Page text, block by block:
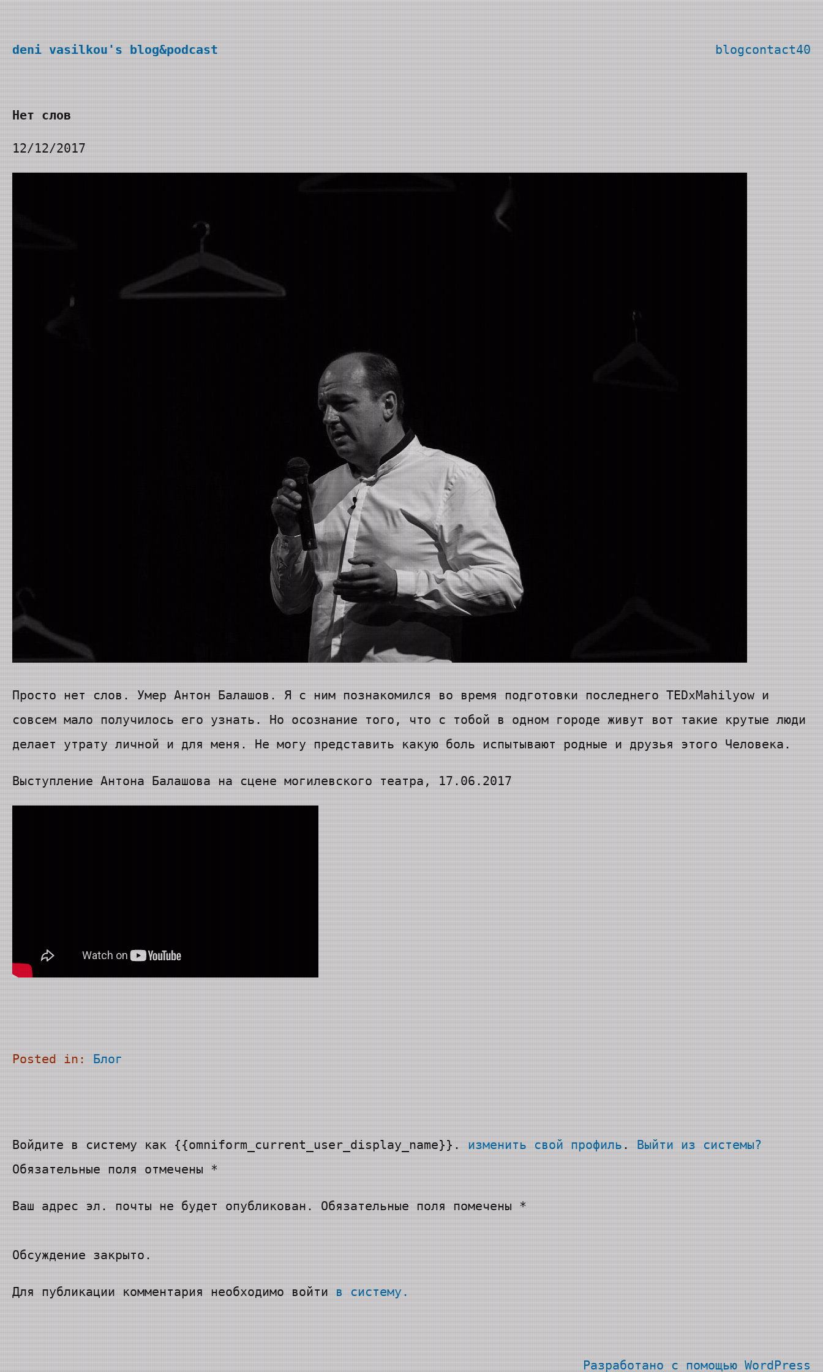
Перейти
к
содержимому
deni vasilkou's blog&podcast blogcontact40
Нет слов
12/12/2017
Просто нет слов. Умер Антон Балашов​. Я с ним познакомился во время подготовки последнего TEDxMahilyow​ и
совсем мало получилось его узнать. Но осознание того, что с тобой в одном городе живут вот такие крутые люди
делает утрату личной и для меня. Не могу представить какую боль испытывают родные и друзья этого Человека.
Выступление Антона Балашова на сцене могилевского театра, 17.06.2017
Posted in:Блог
Войдите в систему как {{omniform_current_user_display_name}}.изменить свой профиль.Выйти из системы?
Обязательные поля отмечены *
Ваш адрес эл. почты не будет опубликован. Обязательные поля помечены *
Обсуждение закрыто.
Для публикации комментария необходимо войтив систему.
Разработано с помощьюWordPress